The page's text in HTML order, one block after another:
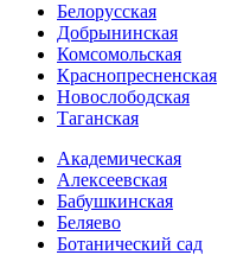
Белорусская
Добрынинская
Комсо­мольская
Краснопресненская
Новослободская
Таганская
Академическая
Алексеевская
Бабушкинская
Беляево
Ботанический сад